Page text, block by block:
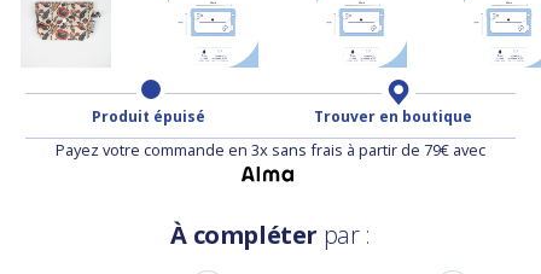
Produit épuisé Trouver en boutique
Payez votre commande en 3x sans frais à partir de 79€ avec
À compléter par :